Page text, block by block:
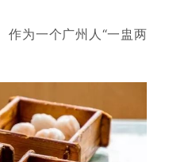
作为一个广州人“一盅两